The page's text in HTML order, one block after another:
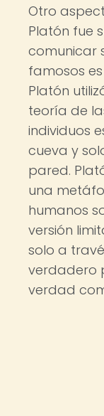
Otro
Platón fue
comunicar
famosos
Platón
teoría de
individuos
cueva y
pared.
una
humanos
versión
solo a
verdadero
verdad